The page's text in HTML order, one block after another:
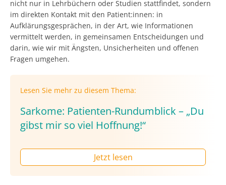
nicht nur in Lehrbüchern oder Studien stattfindet, sondern
im direkten Kontakt mit den Patient:innen: in
Aufklärungsgesprächen, in der Art, wie Informationen
vermittelt werden, in gemeinsamen Entscheidungen und
darin, wie wir mit Ängsten, Unsicherheiten und offenen
Fragen umgehen.
Lesen Sie mehr zu diesem Thema:
Sarkome: Patienten-Rundumblick – „Du
gibst mir so viel Hoffnung!“
Jetzt lesen